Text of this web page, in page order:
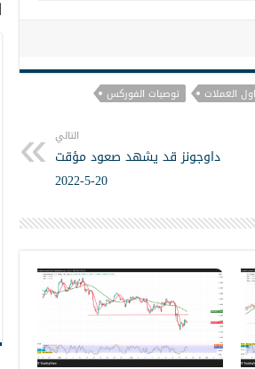
العملات توصيات الفوركس
التالي
داوجونز قد يشهد صعود مؤقت
20-5-2022